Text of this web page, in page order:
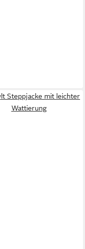
Steppjacke mit leichter
Wattierung